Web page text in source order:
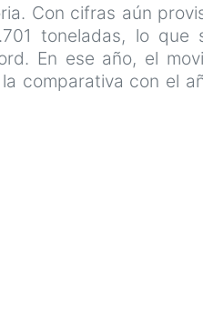
Con cifras aún
toneladas, lo que
En ese año, el
comparativa con el